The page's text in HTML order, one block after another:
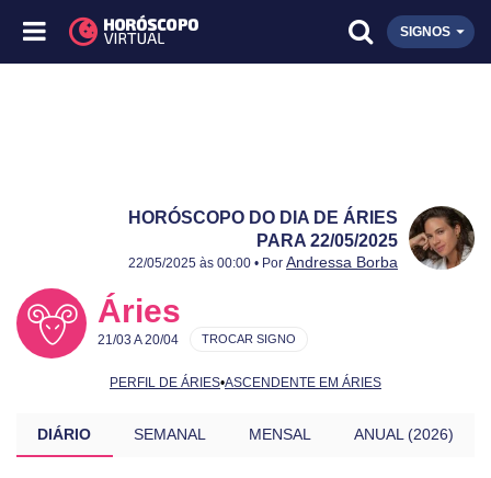
SIGNOS
HORÓSCOPO DO DIA DE ÁRIES
PARA 22/05/2025
Publicado:
22/05/2025
Atualizado:
22/05/2025
22/05/2025 às 00:00 • Por Andressa Borba
Áries
21/03 A 20/04
PERFIL DE ÁRIES•ASCENDENTE EM ÁRIES
TROCAR SIGNO
DIÁRIO SEMANAL MENSAL ANUAL (2026)